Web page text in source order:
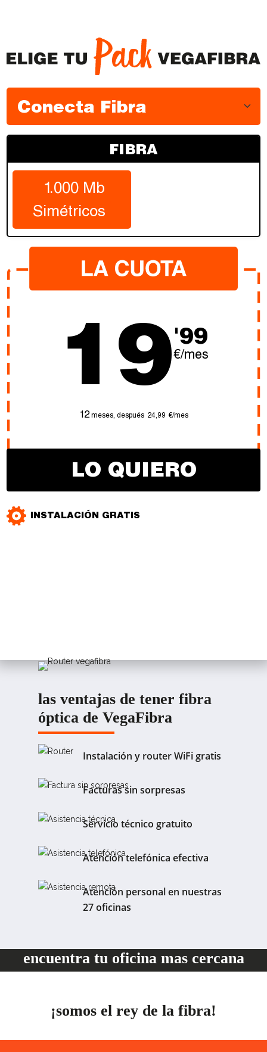
las ventajas de tener fibra
óptica de VegaFibra
Instalación y router WiFi gratis
Facturas sin sorpresas
Servicio técnico gratuito
Atención telefónica efectiva
Atención personal en nuestras
27 oficinas
encuentra tu oficina mas cercana
¡somos el rey de la fibra!